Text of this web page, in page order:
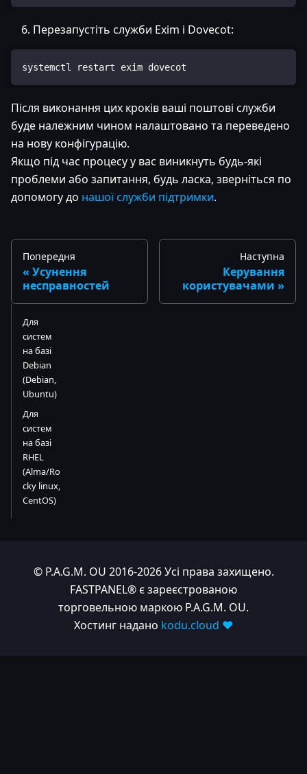
Перезапустіть служби Exim і Dovecot:
systemctl restart exim dovecot
Після виконання цих кроків ваші поштові служби
буде належним чином налаштовано та переведено
на нову конфігурацію.
Якщо під час процесу у вас виникнуть будь-які
проблеми або запитання, будь ласка, зверніться по
допомогу до нашої служби підтримки.
Попередня
Усунення
несправностей
Наступна
Керування
користувачами
Для
систем
на базі
Debian
(Debian,
Ubuntu)
Для
систем
на базі
RHEL
(Alma/Ro
cky linux,
CentOS)
© P.A.G.M. OU 2016-2026 Усі права захищено.
FASTPANEL® є зареєстрованою
торговельною маркою P.A.G.M. OU.
Хостинг надано kodu.cloud ❤️